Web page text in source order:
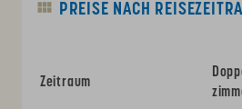
PREISE NACH
Zeit­raum